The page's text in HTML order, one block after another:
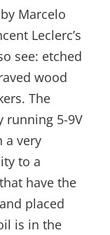
Marcelo
Leclerc’s
see: etched
wood
The
running 5-9V
a very
to a
have the
placed
is in the